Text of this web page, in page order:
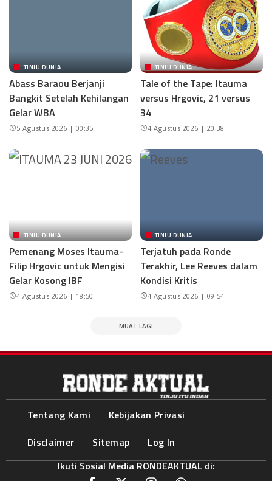
TINJU DUNIA
Abass Baraou Berjanji
Bangkit Setelah Kehilangan
Gelar WBA
5 Agustus 2026 | 00:35
TINJU DUNIA
Tale of the Tape: Itauma
versus Hrgovic, 21 versus
34
4 Agustus 2026 | 20:38
TINJU DUNIA
Pemenang Moses Itauma-
Filip Hrgovic untuk Mengisi
Gelar Kosong IBF
4 Agustus 2026 | 18:50
TINJU DUNIA
Terjatuh pada Ronde
Terakhir, Lee Reeves dalam
Kondisi Kritis
4 Agustus 2026 | 09:54
MUAT LAGI
Tentang Kami
Kebijakan Privasi
Disclaimer
Sitemap
Log In
Ikuti Sosial Media RONDEAKTUAL di: